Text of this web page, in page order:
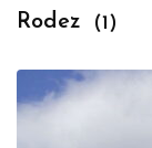
Rodez (1)